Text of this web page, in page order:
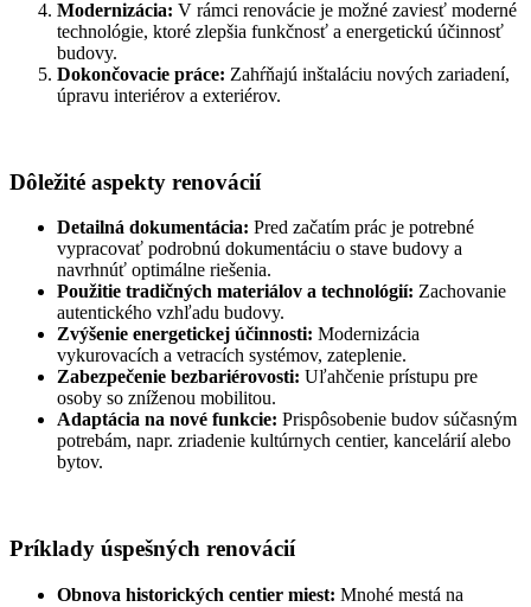
Modernizácia: V rámci renovácie je možné zaviesť moderné
technológie, ktoré zlepšia funkčnosť a energetickú účinnosť
budovy.
Dokončovacie práce: Zahŕňajú inštaláciu nových zariadení,
úpravu interiérov a exteriérov.
Dôležité aspekty renovácií
Detailná dokumentácia: Pred začatím prác je potrebné
vypracovať podrobnú dokumentáciu o stave budovy a
navrhnúť optimálne riešenia.
Použitie tradičných materiálov a technológií: Zachovanie
autentického vzhľadu budovy.
Zvýšenie energetickej účinnosti: Modernizácia
vykurovacích a vetracích systémov, zateplenie.
Zabezpečenie bezbariérovosti: Uľahčenie prístupu pre
osoby so zníženou mobilitou.
Adaptácia na nové funkcie: Prispôsobenie budov súčasným
potrebám, napr. zriadenie kultúrnych centier, kancelárií alebo
bytov.
Príklady úspešných renovácií
Obnova historických centier miest: Mnohé mestá na